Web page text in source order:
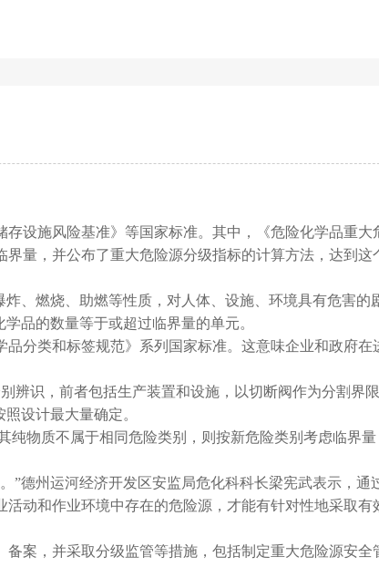
设施风险基准》等国家标准。其中，《危险化学品重大
量，并公布了重大危险源分级指标的计算方法，达到这
、燃烧、助燃等性质，对人体、设施、环境具有危害的
品的数量等于或超过临界量的单元。
分类和标签规范》系列国家标准。这意味企业和政府在
辨识，前者包括生产装置和设施，以切断阀作为分割界
设计最大量确定。
物质不属于相同危险类别，则按新危险类别考虑临界
德州运河经济开发区安监局危化科科长梁宪武表示，通
动和作业环境中存在的危险源，才能有针对性地采取有
案，并采取分级监管等措施，包括制定重大危险源安全